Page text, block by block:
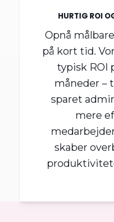
HURTIG ROI
Opnå
på kort tid.
typisk ROI
måneder –
sparet
mere
skaber